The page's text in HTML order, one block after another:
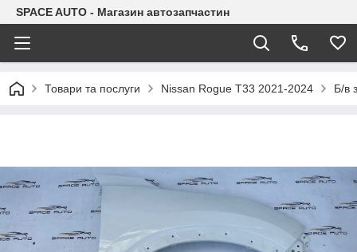
SPACE AUTO - Магазин автозапчастин
Товари та послуги Nissan Rogue T33 2021-2024 Б/в